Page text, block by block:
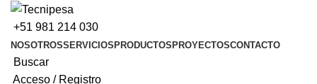
+51 981 214 030
NOSOTROSSERVICIOS PRODUCTOS PROYECTOSCONTACTO
Buscar
Acceso / Registro